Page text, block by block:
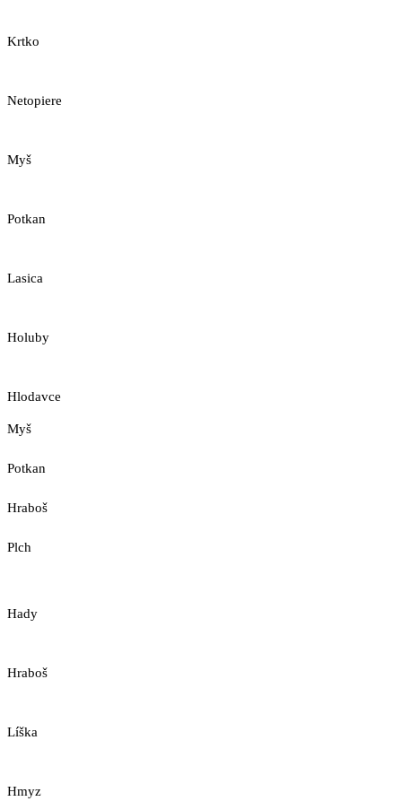
Krtko
Netopiere
Myš
Potkan
Lasica
Holuby
Hlodavce
Myš
Potkan
Hraboš
Plch
Hady
Hraboš
Líška
Hmyz